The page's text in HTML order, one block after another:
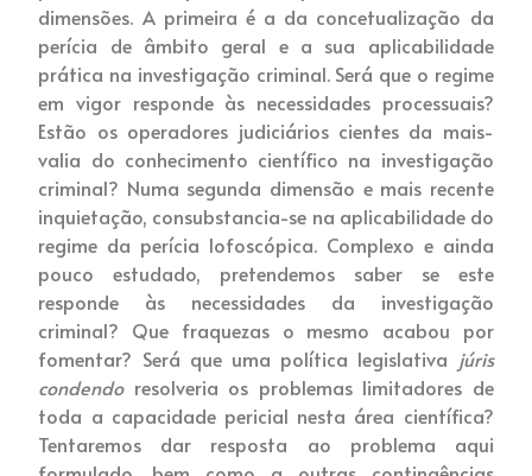
dimensões. A primeira é a da concetualização da
perícia de âmbito geral e a sua aplicabilidade
prática na investigação criminal. Será que o regime
em vigor responde às necessidades processuais?
Estão os operadores judiciários cientes da mais-
valia do conhecimento científico na investigação
criminal? Numa segunda dimensão e mais recente
inquietação, consubstancia-se na aplicabilidade do
regime da perícia lofoscópica. Complexo e ainda
pouco estudado, pretendemos saber se este
responde às necessidades da investigação
criminal? Que fraquezas o mesmo acabou por
fomentar? Será que uma política legislativa júris
condendoresolveria os problemas limitadores de
toda a capacidade pericial nesta área científica?
Tentaremos dar resposta ao problema aqui